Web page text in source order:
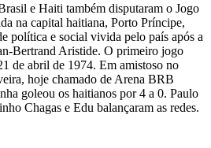
e Haiti também disputaram o Jogo
na capital haitiana, Porto Príncipe,
política e social vivida pelo país após a
Bertrand Aristide. O primeiro jogo
de abril de 1974. Em amistoso no
hoje chamado de Arena BRB
goleou os haitianos por 4 a 0. Paulo
Chagas e Edu balançaram as redes.